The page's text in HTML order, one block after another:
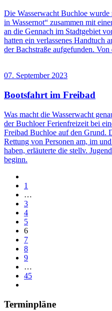
Die Wasserwacht Buchloe
in Wassernot“ zusammen mit
an die Gennach im Stadtgebiet
hatten ein verlassenes Handtuch
der Bachstraße aufgefunden.
07. September 2023
Bootsfahrt im Freibad
Was macht die Wasserwacht
der Buchloer Ferienfreizeit bei
Freibad Buchloe auf den Grund.
Rettung von Personen am, im
haben, erläuterte die stellv.
beginn.
1
…
3
4
5
6
7
8
9
…
45
Terminpläne